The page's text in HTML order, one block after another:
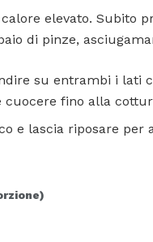
elevato. Subito
di pinze,
su entrambi i lati
fino alla
e lascia riposare